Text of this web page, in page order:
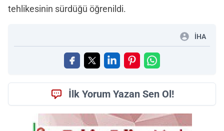
tehlikesinin sürdüğü öğrenildi.
İHA
İlk Yorum Yazan Sen Ol!